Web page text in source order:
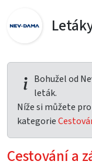
Bohužel od
leták.
Níže si můžete
kategorie
Cestování a